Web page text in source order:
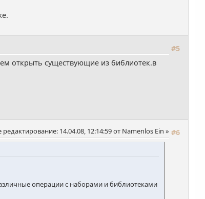
#5
открыть существующие из библиотек.в
#6
редактирование: 14.04.08, 12:14:59 от Namenlos Ein
операции с наборами и библиотеками